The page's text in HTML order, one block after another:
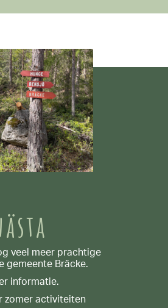
veel meer prachtige
gemeente Bräcke.
informatie.
zomer activiteiten